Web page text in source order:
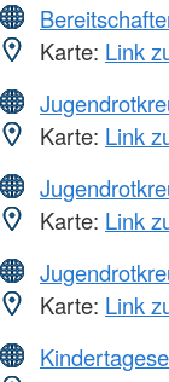
Karte: Link
Karte: Link
Karte: Link
Karte: Link